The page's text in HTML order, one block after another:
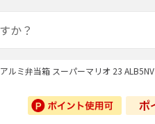
アルミ弁当箱 スーパーマリオ 23 ALB5NV